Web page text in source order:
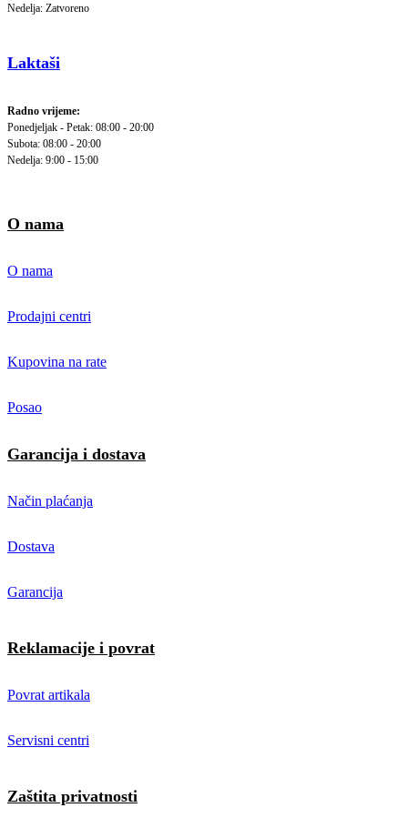
Nedelja: Zatvoreno
Laktaši
Radno vrijeme:
Ponedjeljak - Petak: 08:00 - 20:00
Subota: 08:00 - 20:00
Nedelja: 9:00 - 15:00
O nama
O nama
Prodajni centri
Kupovina na rate
Posao
Garancija i dostava
Način plaćanja
Dostava
Garancija
Reklamacije i povrat
Povrat artikala
Servisni centri
Zaštita privatnosti